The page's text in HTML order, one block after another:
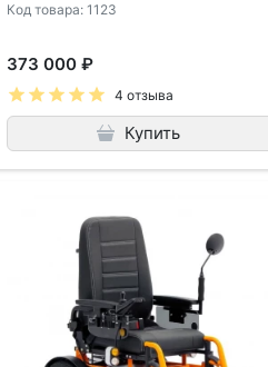
Код товара: 1123
373 000 ₽
4 отзыва
Купить